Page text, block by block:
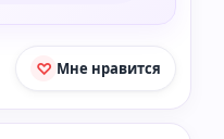
Мне нравится